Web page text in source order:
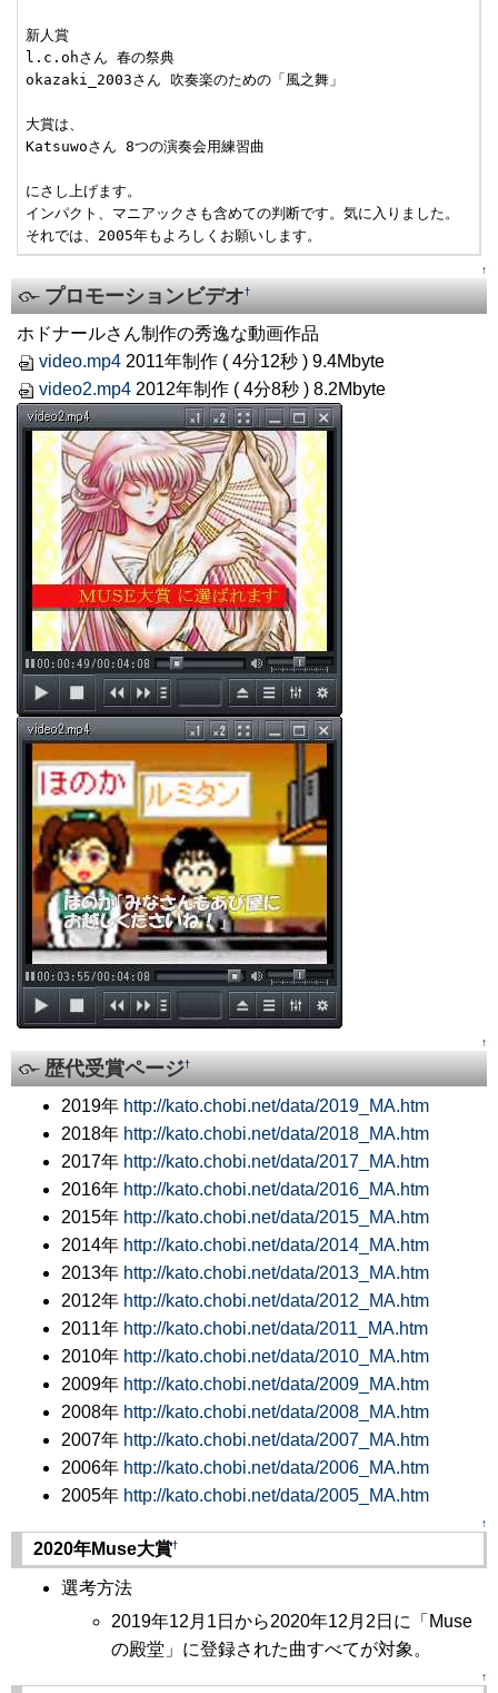
新人賞
l.c.ohさん 春の祭典
okazaki_2003さん 吹奏楽のための「風之舞」
大賞は、
Katsuwoさん 8つの演奏会用練習曲
にさし上げます。
インパクト、マニアックさも含めての判断です。気に入りました。
それでは、2005年もよろしくお願いします。
↑
プロモーションビデオ†
ホドナールさん制作の秀逸な動画作品
video.mp4 2011年制作 ( 4分12秒 ) 9.4Mbyte
video2.mp4 2012年制作 ( 4分8秒 ) 8.2Mbyte
↑
歴代受賞ページ†
2019年 http://kato.chobi.net/data/2019_MA.htm
2018年 http://kato.chobi.net/data/2018_MA.htm
2017年 http://kato.chobi.net/data/2017_MA.htm
2016年 http://kato.chobi.net/data/2016_MA.htm
2015年 http://kato.chobi.net/data/2015_MA.htm
2014年 http://kato.chobi.net/data/2014_MA.htm
2013年 http://kato.chobi.net/data/2013_MA.htm
2012年 http://kato.chobi.net/data/2012_MA.htm
2011年 http://kato.chobi.net/data/2011_MA.htm
2010年 http://kato.chobi.net/data/2010_MA.htm
2009年 http://kato.chobi.net/data/2009_MA.htm
2008年 http://kato.chobi.net/data/2008_MA.htm
2007年 http://kato.chobi.net/data/2007_MA.htm
2006年 http://kato.chobi.net/data/2006_MA.htm
2005年 http://kato.chobi.net/data/2005_MA.htm
↑
2020年Muse大賞†
選考方法
2019年12月1日から2020年12月2日に「Muse
の殿堂」に登録された曲すべてが対象。
↑